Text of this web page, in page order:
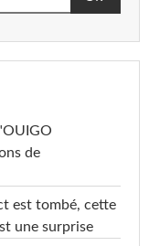
de
est tombé, cette
une surprise